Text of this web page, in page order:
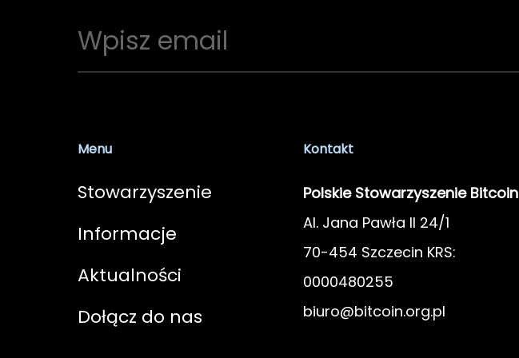
Menu
Stowarzyszenie
Informacje
Aktualności
Dołącz do nas
Kontakt
Polskie Stowarzyszenie Bitcoin
Al. Jana Pawła II 24/1
70-454 Szczecin KRS:
0000480255
biuro@bitcoin.org.pl